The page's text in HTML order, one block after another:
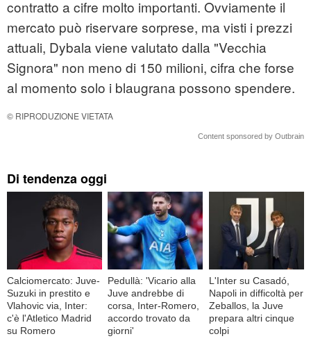
contratto a cifre molto importanti. Ovviamente il
mercato può riservare sorprese, ma visti i prezzi
attuali, Dybala viene valutato dalla "Vecchia
Signora" non meno di 150 milioni, cifra che forse
al momento solo i blaugrana possono spendere.
© RIPRODUZIONE VIETATA
Content sponsored by Outbrain
Di tendenza oggi
Calciomercato: Juve-
Suzuki in prestito e
Vlahovic via, Inter:
c'è l'Atletico Madrid
su Romero
Pedullà: 'Vicario alla
Juve andrebbe di
corsa, Inter-Romero,
accordo trovato da
giorni'
L'Inter su Casadó,
Napoli in difficoltà per
Zeballos, la Juve
prepara altri cinque
colpi